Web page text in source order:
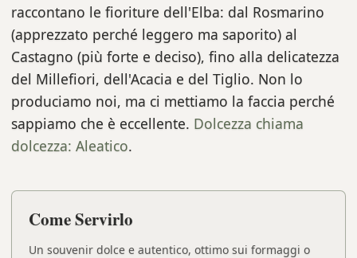
raccontano le fioriture dell'Elba: dal Rosmarino
(apprezzato perché leggero ma saporito) al
Castagno (più forte e deciso), fino alla delicatezza
del Millefiori, dell'Acacia e del Tiglio. Non lo
produciamo noi, ma ci mettiamo la faccia perché
sappiamo che è eccellente. Dolcezza chiama
dolcezza: Aleatico.
Come Servirlo
Un souvenir dolce e autentico, ottimo sui formaggi o